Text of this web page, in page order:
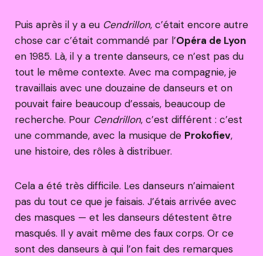
Puis après il y a eu Cendrillon, c’était encore autre
chose car c’était commandé par l’Opéra de Lyon
en 1985. Là, il y a trente danseurs, ce n’est pas du
tout le même contexte. Avec ma compagnie, je
travaillais avec une douzaine de danseurs et on
pouvait faire beaucoup d’essais, beaucoup de
recherche. Pour Cendrillon, c’est différent : c’est
une commande, avec la musique de Prokofiev,
une histoire, des rôles à distribuer.
Cela a été très difficile. Les danseurs n’aimaient
pas du tout ce que je faisais. J’étais arrivée avec
des masques — et les danseurs détestent être
masqués. Il y avait même des faux corps. Or ce
sont des danseurs à qui l’on fait des remarques